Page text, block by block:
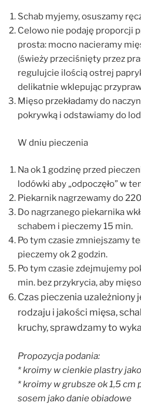
Schab myjemy, osuszamy
Celowo nie podaję proporcji
prosta: mocno nacieramy
(świeży przeciśnięty przez
regulujcie ilością ostrej
delikatnie wklepując
Mięso przekładamy do
pokrywką i odstawiamy do
W dniu pieczenia
Na ok 1 godzinę przed
lodówki aby „odpoczęło” w
Piekarnik nagrzewamy do
Do nagrzanego piekarnika
schabem i pieczemy 15 min.
Po tym czasie zmniejszamy
pieczemy ok 2 godzin.
Po tym czasie zdejmujemy
min. bez przykrycia, aby
Czas pieczenia uzależniony
rodzaju i jakości mięsa,
kruchy, sprawdzamy to
Propozycja podania:
* kroimy w cienkie plastry
* kroimy w grubsze ok 1,5 cm
sosem jako danie obiadowe